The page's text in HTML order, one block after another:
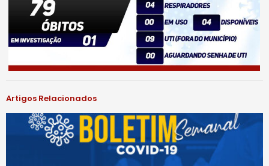
Artigos Relacionados